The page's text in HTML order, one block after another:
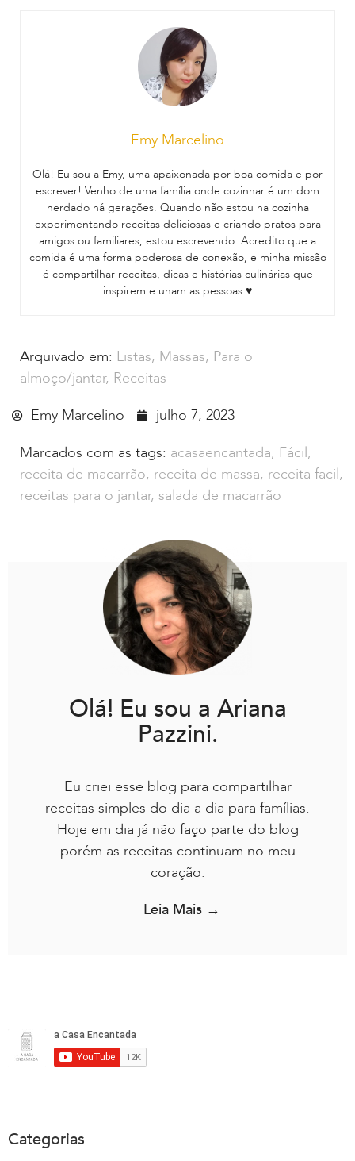
Emy Marcelino
Olá! Eu sou a Emy, uma apaixonada por boa comida e por
escrever! Venho de uma família onde cozinhar é um dom
herdado há gerações. Quando não estou na cozinha
experimentando receitas deliciosas e criando pratos para
amigos ou familiares, estou escrevendo. Acredito que a
comida é uma forma poderosa de conexão, e minha missão
é compartilhar receitas, dicas e histórias culinárias que
inspirem e unam as pessoas ♥
Arquivado em: Listas, Massas, Para o
almoço/jantar, Receitas
Emy Marcelino
julho 7, 2023
Marcados com as tags: acasaencantada, Fácil,
receita de macarrão, receita de massa, receita facil,
receitas para o jantar, salada de macarrão
Olá! Eu sou a Ariana
Pazzini.
Eu criei esse blog para compartilhar
receitas simples do dia a dia para famílias.
Hoje em dia já não faço parte do blog
porém as receitas continuam no meu
coração.
Leia Mais →
Categorias